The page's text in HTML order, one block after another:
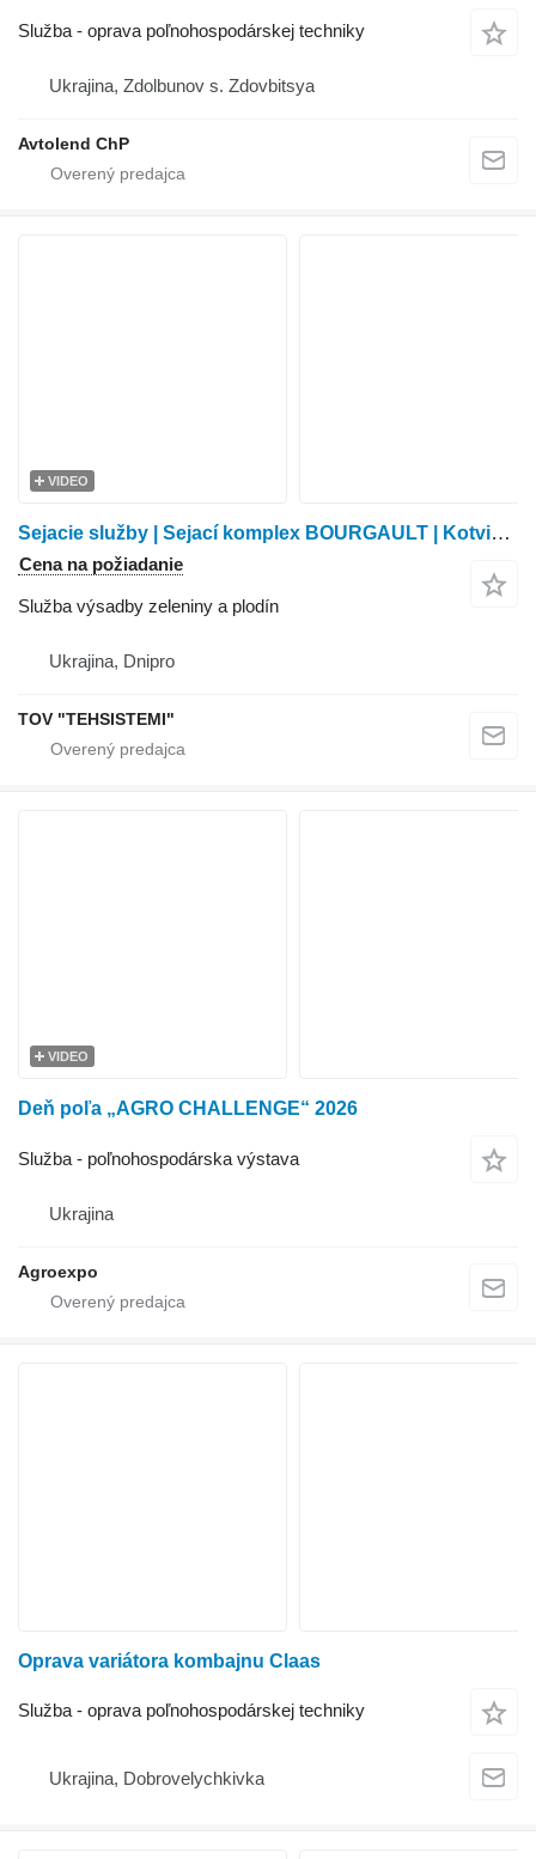
Služba - oprava poľnohospodárskej techniky
Ukrajina, Zdolbunov s. Zdovbitsya
Avtolend ChP
VIDEO
Sejacie služby | Sejací komplex BOURGAULT | Kotviaca pätka | Bezorebná orba |
Cena na požiadanie
Služba výsadby zeleniny a plodín
Ukrajina, Dnipro
TOV "TEHSISTEMI"
VIDEO
Deň poľa „AGRO CHALLENGE“ 2026
Služba - poľnohospodárska výstava
Ukrajina
Agroexpo
Oprava variátora kombajnu Claas
Služba - oprava poľnohospodárskej techniky
Ukrajina, Dobrovelychkivka